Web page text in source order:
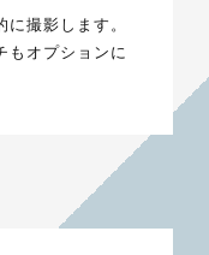
撮影します。
もオプションに